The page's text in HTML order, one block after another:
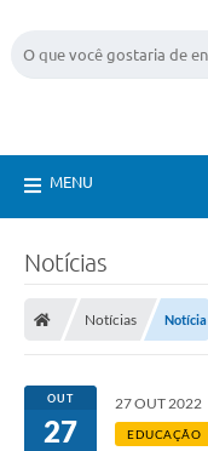
MENU
Notícias
Notícias Notícia
OUT
27
27 OUT 2022
EDUCAÇÃO